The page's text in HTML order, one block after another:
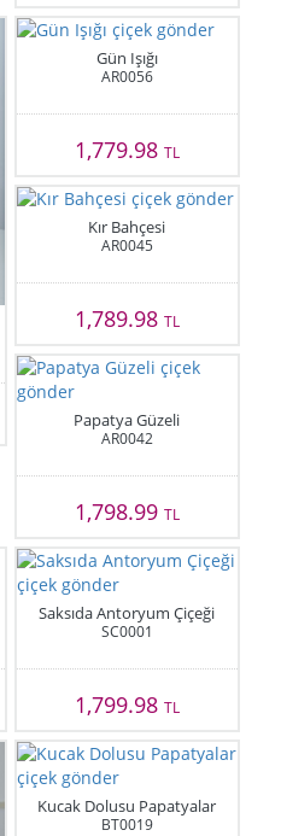
Gün Işığı
AR0056
1,779.98 TL
Kır Bahçesi
AR0045
1,789.98 TL
Papatya Güzeli
AR0042
1,798.99 TL
Saksıda Antoryum Çiçeği
SC0001
1,799.98 TL
Kucak Dolusu Papatyalar
BT0019